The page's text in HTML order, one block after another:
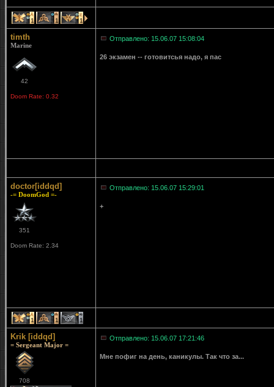
1 1 1
timth
Marine
42
Doom Rate: 0.32
Отправлено: 15.06.07 15:08:04
26 экзамен -- готовитсья надо, я пас
doctor[iddqd]
-= DoomGod =-
351
Doom Rate: 2.34
Отправлено: 15.06.07 15:29:01
+
1 1 1
Krik [iddqd]
= Sergeant Major =
708
Отправлено: 15.06.07 17:21:46
Мне пофиг на день, каникулы. Так что за...